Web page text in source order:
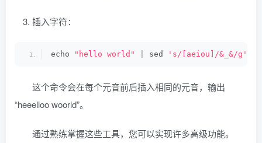
插入字符：
echo "hello world" sed 's/[aeiou]/&_&/g'
这个命令会在每个元音前后插入相同的元音，输出
“heeelloo woorld”。
通过熟练掌握这些工具，您可以实现许多高级功能。